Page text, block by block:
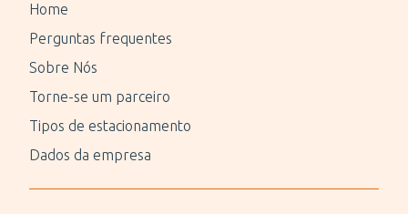
Home
Perguntas frequentes
Sobre Nós
Torne-se um parceiro
Tipos de estacionamento
Dados da empresa